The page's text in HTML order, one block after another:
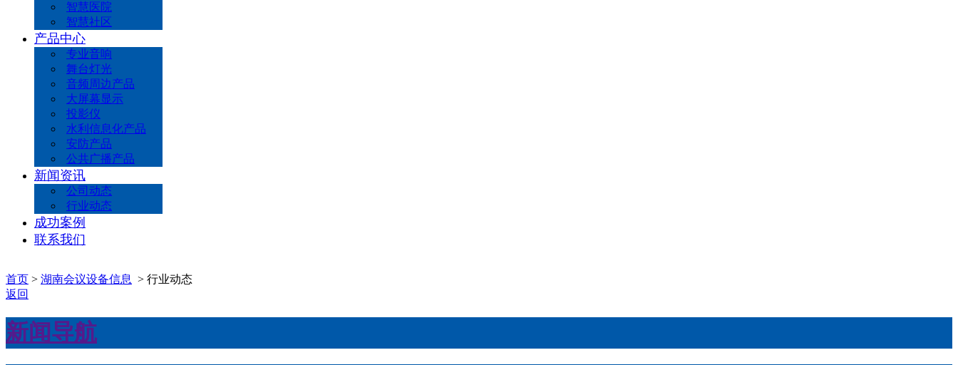
智慧医院
智慧社区
产品中心
专业音响
舞台灯光
音频周边产品
大屏幕显示
投影仪
水利信息化产品
安防产品
公共广播产品
新闻资讯
公司动态
行业动态
成功案例
联系我们
首页 > 湖南会议设备信息 > 行业动态
返回
新闻导航